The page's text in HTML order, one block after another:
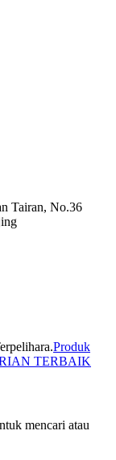
Tairan, No.36
Produk
TERBAIK
mencari atau